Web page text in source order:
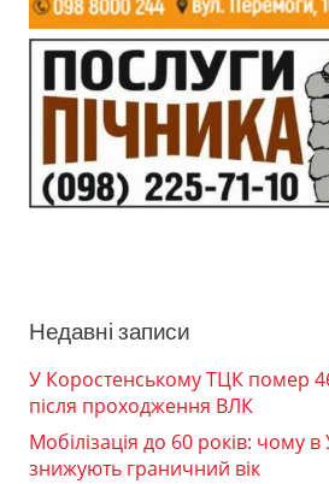
Недавні записи
У Коростенському ТЦК помер
після проходження ВЛК
Мобілізація до 60 років: чому в
знижують граничний вік